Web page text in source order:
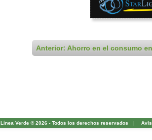
Anterior: Ahorro en el consumo
Línea Verde ® 2026 - Todos los derechos reservados |